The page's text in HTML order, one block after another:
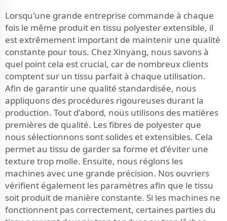
Lorsqu'une grande entreprise commande à chaque
fois le même produit en tissu polyester extensible, il
est extrêmement important de maintenir une qualité
constante pour tous. Chez Xinyang, nous savons à
quel point cela est crucial, car de nombreux clients
comptent sur un tissu parfait à chaque utilisation.
Afin de garantir une qualité standardisée, nous
appliquons des procédures rigoureuses durant la
production. Tout d'abord, nous utilisons des matières
premières de qualité. Les fibres de polyester que
nous sélectionnons sont solides et extensibles. Cela
permet au tissu de garder sa forme et d'éviter une
texture trop molle. Ensuite, nous réglons les
machines avec une grande précision. Nos ouvriers
vérifient également les paramètres afin que le tissu
soit produit de manière constante. Si les machines ne
fonctionnent pas correctement, certaines parties du